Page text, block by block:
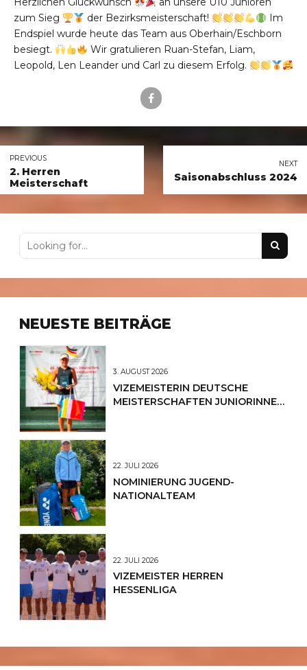
zum Sieg
der Bezirksmeisterschaft!
Im
Endspiel wurde heute das Team aus Oberhain/Eschborn
besiegt.
Wir gratulieren Ruan-Stefan, Liam,
Leopold, Len Leander und Carl zu diesem Erfolg.
PREVIOUS
2. Herren
Meisterschaft
NEXT
Saisonabschluss 2024
NEUESTE BEITRÄGE
3. AUGUST 2026
VIZEMEISTERIN DEUTSCHE
MEISTERSCHAFTEN JUNIORINNEN
22. JULI 2026
NOMINIERUNG JUGEND-
NATIONALTEAM
22. JULI 2026
VIZEMEISTER HERREN
HESSENLIGA